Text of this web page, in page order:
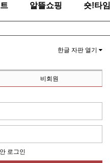
알뜰쇼핑 숏!타임
한글 자판 열기
비회원
로그인